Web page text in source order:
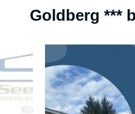
Goldberg ***